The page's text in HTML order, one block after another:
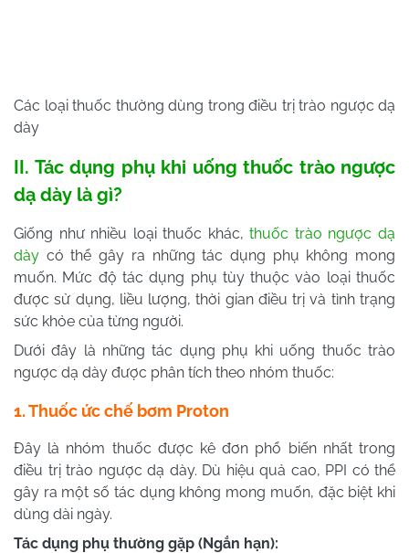
Các loại thuốc thường dùng trong điều trị trào ngược dạ
dày
II. Tác dụng phụ khi uống thuốc trào ngược
dạ dày là gì?
Giống như nhiều loại thuốc khác,thuốc trào ngược dạ
dày có thể gây ra những tác dụng phụ không mong
muốn. Mức độ tác dụng phụ tùy thuộc vào loại thuốc
được sử dụng, liều lượng, thời gian điều trị và tình trạng
sức khỏe của từng người.
Dưới đây là những tác dụng phụ khi uống thuốc trào
ngược dạ dày được phân tích theo nhóm thuốc:
1. Thuốc ức chế bơm Proton
Đây là nhóm thuốc được kê đơn phổ biến nhất trong
điều trị trào ngược dạ dày. Dù hiệu quả cao, PPI có thể
gây ra một số tác dụng không mong muốn, đặc biệt khi
dùng dài ngày.
Tác dụng phụ thường gặp (Ngắn hạn):